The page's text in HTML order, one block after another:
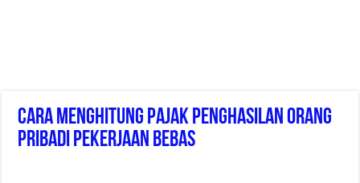
Cara Menghitung Pajak Penghasilan Orang
Pribadi Pekerjaan Bebas